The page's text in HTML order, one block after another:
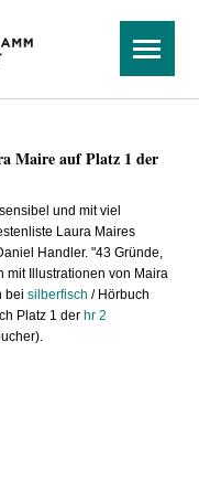
Navigation
überspringen
Maire auf Platz 1 der
und mit viel
Laura Maires
Handler. "43 Gründe,
mit Illustrationen von Maira
beisilberfisch / Hörbuch
Platz 1 derhr 2